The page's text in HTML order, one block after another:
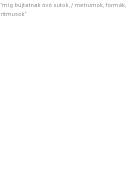
"míg bújtatnak óvó sutok, / metrumok, formák,
ritmusok"